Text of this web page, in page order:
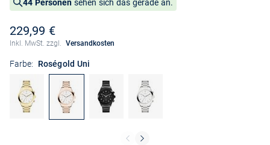
44 Personen sehen sich das gerade an.
229,99 €
Inkl. MwSt. zzgl. Versandkosten
Farbe: Roségold Uni